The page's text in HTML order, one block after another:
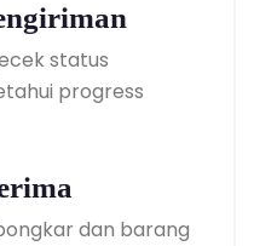
status
progress
dan barang